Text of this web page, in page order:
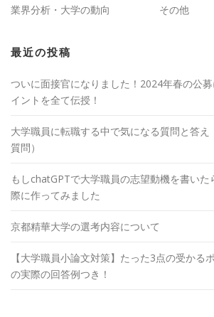
業界分析・大学の動向
その他
最近の投稿
ついに面接官になりました！2024年春の公
イントを全て伝授！
大学職員に転職する中で気になる質問と答
質問）
もしchatGPTで大学職員の志望動機を書いた
際に作ってみました
京都精華大学の選考内容について
【大学職員小論文対策】たった3点の受かる
の実際の回答例つき！